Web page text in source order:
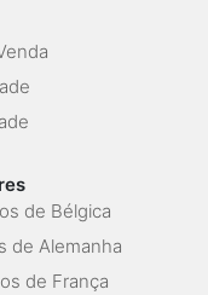
de Bélgica
de Alemanha
de França